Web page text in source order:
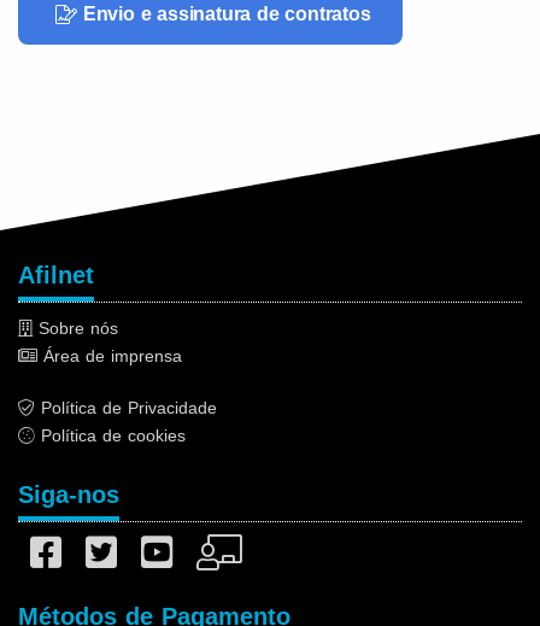
Envio e assinatura de contratos
Afilnet
Sobre nós
Área de imprensa
Política de Privacidade
Política de cookies
Siga-nos
Métodos de Pagamento